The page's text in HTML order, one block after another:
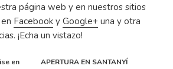
página web y en nuestros sitios
Facebook yGoogle+ una y otra
¡Echa un vistazo!
en
APERTURA EN SANTANYÍ